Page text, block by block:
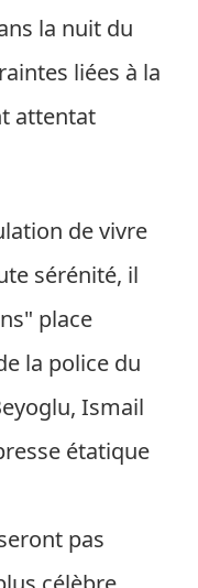
la nuit du
liées à la
attentat
de vivre
sérénité, il
place
la police du
Ismail
étatique
pas